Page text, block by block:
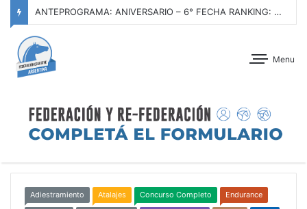
ANTEPROGRAMA: ANIVERSARIO – 6° FECHA RANKING: GRANDES PREMIOS F.E.A. 2026 – CLUB HÍPICO ARGENTINO – 21 AL 23 DE AGOSTO DE 2026
Menu
Adiestramiento Atalajes Concurso Completo Endurance